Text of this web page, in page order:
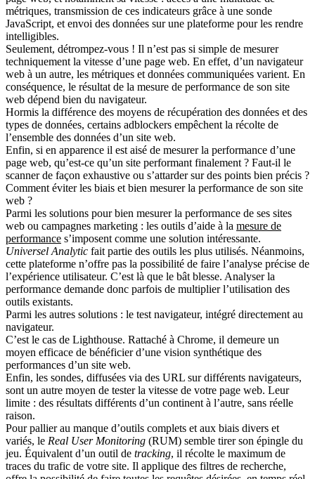
métriques, transmission de ces indicateurs grâce à une sonde
JavaScript, et envoi des données sur une plateforme pour les rendre
intelligibles.
Seulement, détrompez-vous ! Il n’est pas si simple de mesurer
techniquement la vitesse d’une page web. En effet, d’un navigateur
web à un autre, les métriques et données communiquées varient. En
conséquence, le résultat de la mesure de performance de son site
web dépend bien du navigateur.
Hormis la différence des moyens de récupération des données et des
types de données, certains adblockers empêchent la récolte de
l’ensemble des données d’un site web.
Enfin, si en apparence il est aisé de mesurer la performance d’une
page web, qu’est-ce qu’un site performant finalement ? Faut-il le
scanner de façon exhaustive ou s’attarder sur des points bien précis ?
Comment éviter les biais et bien mesurer la performance de son site
web ?
Parmi les solutions pour bien mesurer la performance de ses sites
web ou campagnes marketing : les outils d’aide à la mesure de
performance s’imposent comme une solution intéressante.
Universel Analytic fait partie des outils les plus utilisés. Néanmoins,
cette plateforme n’offre pas la possibilité de faire l’analyse précise de
l’expérience utilisateur. C’est là que le bât blesse. Analyser la
performance demande donc parfois de multiplier l’utilisation des
outils existants.
Parmi les autres solutions : le test navigateur, intégré directement au
navigateur.
C’est le cas de Lighthouse. Rattaché à Chrome, il demeure un
moyen efficace de bénéficier d’une vision synthétique des
performances d’un site web.
Enfin, les sondes, diffusées via des URL sur différents navigateurs,
sont un autre moyen de tester la vitesse de votre page web. Leur
limite : des résultats différents d’un continent à l’autre, sans réelle
raison.
Pour pallier au manque d’outils complets et aux biais divers et
variés, le Real User Monitoring (RUM) semble tirer son épingle du
jeu. Équivalent d’un outil de tracking, il récolte le maximum de
traces du trafic de votre site. Il applique des filtres de recherche,